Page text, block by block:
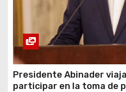
Presidente Abinader
participar en la toma de